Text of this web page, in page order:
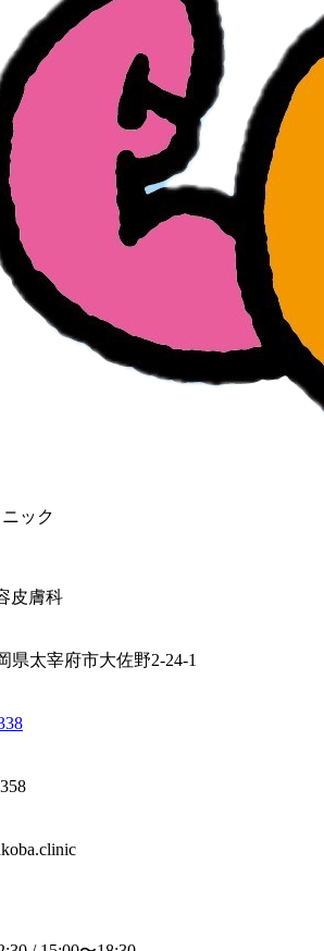
ック
皮膚科
県太宰府市大佐野2-24-1